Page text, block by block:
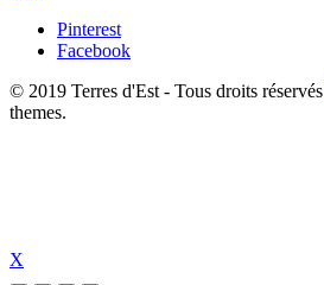
Pinterest
Facebook
© 2019 Terres d'Est - Tous droits réservés
themes.
X